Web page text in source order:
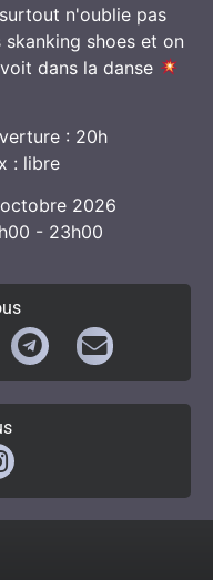
n'oublie pas
skanking shoes et on
dans la danse
: 20h
: libre
2026
- 23h00